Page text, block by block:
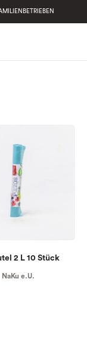
2 L 10 Stück
e.U.